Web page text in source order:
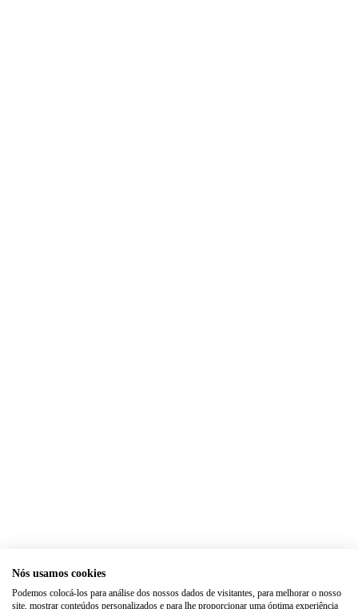
Nós usamos cookies
Podemos colocá-los para análise dos nossos dados de visitantes, para melhorar o nosso
site, mostrar conteúdos personalizados e para lhe proporcionar uma óptima experiência